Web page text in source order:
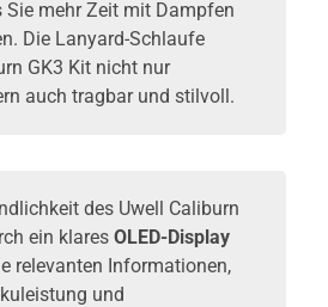
Sie mehr Zeit mit Dampfen
Die Lanyard-Schlaufe
GK3 Kit nicht nur
auch tragbar und stilvoll.
des Uwell Caliburn
ein klares OLED-Display
relevanten Informationen,
und